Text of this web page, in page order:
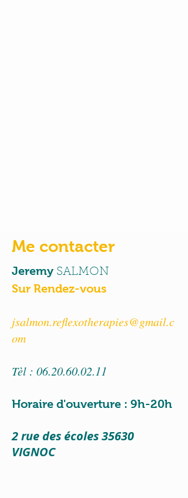
Me contacter
Jeremy SALMON
Sur Rendez-vous
jsalmon.reflexotherapies@gmail.c
om
Tèl : 06.20.60.02.11
Horaire d'ouverture : 9h-20h
2 rue des écoles 35630
VIGNOC